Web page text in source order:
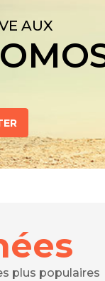
AUX
plus populaires